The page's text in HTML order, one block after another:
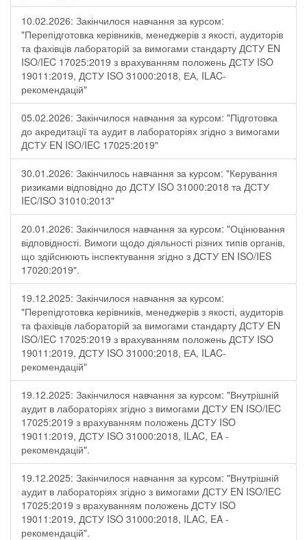
10.02.2026: Закінчилося навчання за курсом:
"Перепідготовка керівників, менеджерів з якості, аудиторів
та фахівців лабораторій за вимогами стандарту ДСТУ EN
ISO/IEC 17025:2019 з врахуванням положень ДСТУ ISO
19011:2019, ДСТУ ISO 31000:2018, ЕА, ILAC-
рекомендацій"
05.02.2026: Закінчилося навчання за курсом: "Підготовка
до акредитації та аудит в лабораторіях згідно з вимогами
ДСТУ EN ISO/IEC 17025:2019"
30.01.2026: Закінчилось навчання за курсом: "Керування
ризиками відповідно до ДСТУ ISO 31000:2018 та ДСТУ
IEC/ISO 31010:2013"
20.01.2026: Закінчилося навчання за курсом: "Оцінювання
відповідності. Вимоги щодо діяльності різних типів органів,
що здійснюють інспектування згідно з ДСТУ ЕN ISO/IES
17020:2019".
19.12.2025: Закінчилося навчання за курсом:
"Перепідготовка керівників, менеджерів з якості, аудиторів
та фахівців лабораторій за вимогами стандарту ДСТУ EN
ISO/IEC 17025:2019 з врахуванням положень ДСТУ ISO
19011:2019, ДСТУ ISO 31000:2018, ЕА, ILAC-
рекомендацій"
19.12.2025: Закінчилося навчання за курсом: "Внутрішній
аудит в лабораторіях згідно з вимогами ДСТУ EN ISO/IEC
17025:2019 з врахуванням положень ДСТУ ISO
19011:2019, ДСТУ ISO 31000:2018, ILAC, EA -
рекомендацій".
19.12.2025: Закінчилося навчання за курсом: "Внутрішній
аудит в лабораторіях згідно з вимогами ДСТУ EN ISO/IEC
17025:2019 з врахуванням положень ДСТУ ISO
19011:2019, ДСТУ ISO 31000:2018, ILAC, EA -
рекомендацій".